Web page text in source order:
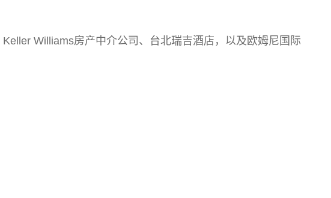
Williams房产中介公司、台北瑞吉酒店，以及欧姆尼国际